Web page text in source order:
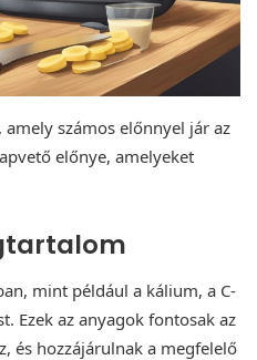
számos előnnyel jár az
előnye, amelyeket
mint például a kálium, a C-
Ezek az anyagok fontosak az
és hozzájárulnak a megfelelő